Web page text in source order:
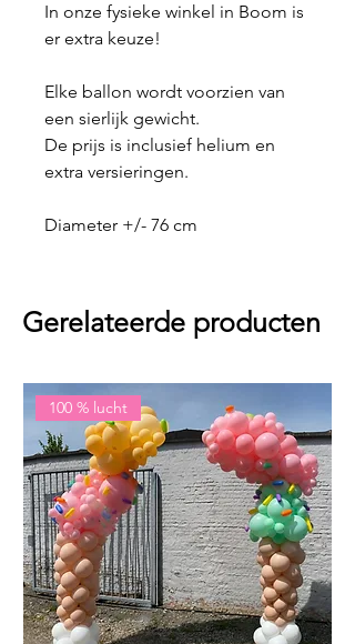
In onze fysieke winkel in Boom is
er extra keuze!
Elke ballon wordt voorzien van
een sierlijk gewicht.
De prijs is inclusief helium en
extra versieringen.
Diameter +/- 76 cm
Gerelateerde producten
100 % lucht